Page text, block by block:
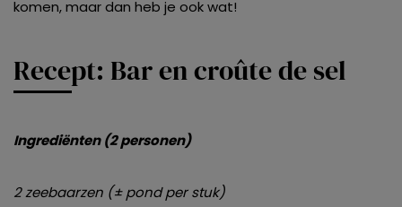
komen, maar dan heb je ook wat!
Recept: Bar en croûte de sel
Ingrediënten (2 personen)
2 zeebaarzen (± pond per stuk)